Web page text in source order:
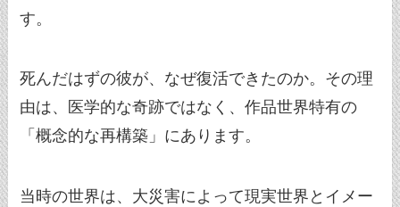
す。
死んだはずの彼が、なぜ復活できたのか。その理
由は、医学的な奇跡ではなく、作品世界特有の
「概念的な再構築」にあります。
当時の世界は、大災害によって現実世界とイメー